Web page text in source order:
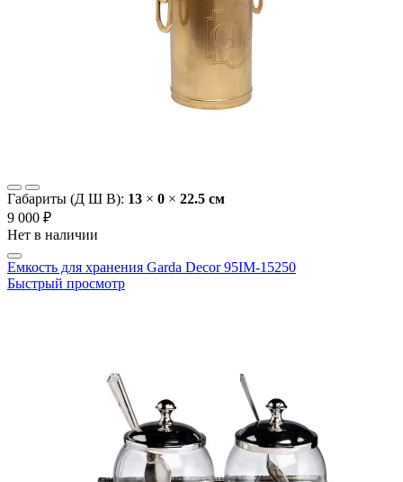
Габариты (Д Ш В): 13 × 0 × 22.5 cм
9 000 ₽
Нет в наличии
Емкость для хранения Garda Decor 95IM-15250
Быстрый просмотр